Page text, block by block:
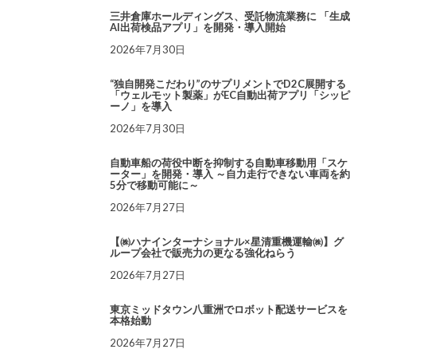
三井倉庫ホールディングス、受託物流業務に 「生成
AI出荷検品アプリ」を開発・導入開始
2026年7月30日
“独自開発こだわり”のサプリメントでD2C展開する
「ウェルモット製薬」がEC自動出荷アプリ「シッピ
ーノ」を導入
2026年7月30日
自動車船の荷役中断を抑制する自動車移動用「スケ
ーター」を開発・導入 ～自力走行できない車両を約
5分で移動可能に～
2026年7月27日
【㈱ハナインターナショナル×星清重機運輸㈱】グ
ループ会社で販売力の更なる強化ねらう
2026年7月27日
東京ミッドタウン八重洲でロボット配送サービスを
本格始動
2026年7月27日